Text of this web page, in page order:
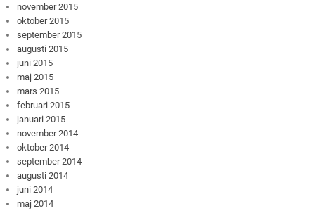
november 2015
oktober 2015
september 2015
augusti 2015
juni 2015
maj 2015
mars 2015
februari 2015
januari 2015
november 2014
oktober 2014
september 2014
augusti 2014
juni 2014
maj 2014